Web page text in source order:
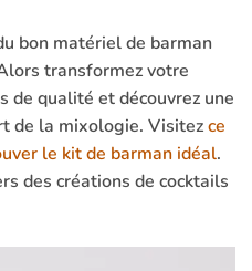
bon matériel de barman
transformez votre
de qualité et découvrez une
de la mixologie. Visitezce
le kit de barman idéal.
des créations de cocktails